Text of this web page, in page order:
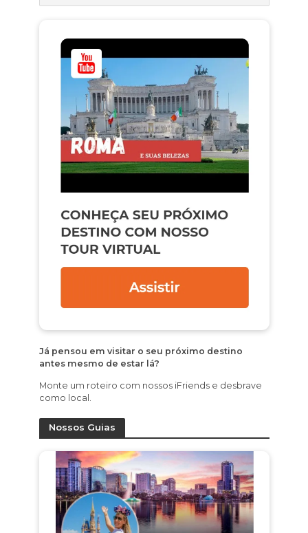
Já pensou em visitar o seu próximo destino
antes mesmo de estar lá?
Monte um roteiro com nossos iFriends e desbrave
como local.
Nossos Guias